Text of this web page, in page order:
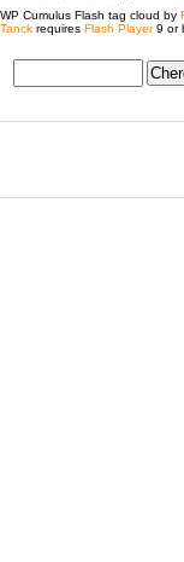
WP Cumulus Flash tag cloud by
Tanck requires Flash Player9 or